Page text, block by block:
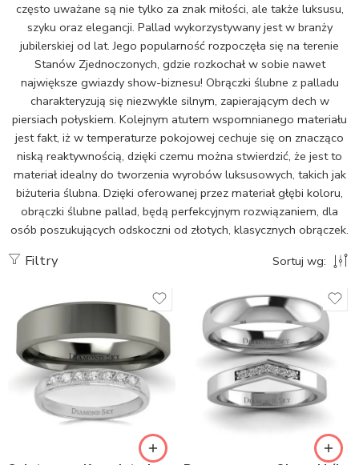
często uważane są nie tylko za znak miłości, ale także luksusu,
szyku oraz elegancji. Pallad wykorzystywany jest w branży
jubilerskiej od lat. Jego popularność rozpoczęła się na terenie
Stanów Zjednoczonych, gdzie rozkochał w sobie nawet
największe gwiazdy show-biznesu! Obrączki ślubne z palladu
charakteryzują się niezwykle silnym, zapierającym dech w
piersiach połyskiem. Kolejnym atutem wspomnianego materiału
jest fakt, iż w temperaturze pokojowej cechuje się on znacząco
niską reaktywnością, dzięki czemu można stwierdzić, że jest to
materiał idealny do tworzenia wyrobów luksusowych, takich jak
biżuteria ślubna. Dzięki oferowanej przez materiał głębi koloru,
obrączki ślubne pallad, będą perfekcyjnym rozwiązaniem, dla
osób poszukujących odskoczni od złotych, klasycznych obrączek.
Filtry Sortuj wg: